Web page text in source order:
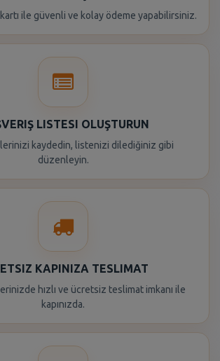
ile güvenli ve kolay ödeme yapabilirsiniz.
LISTESI OLUŞTURUN
kaydedin, listenizi dilediğiniz gibi
düzenleyin.
KAPINIZA TESLIMAT
hızlı ve ücretsiz teslimat imkanı ile
kapınızda.